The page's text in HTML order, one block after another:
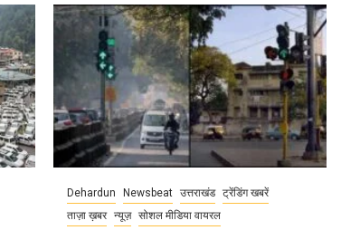
Dehardun Newsbeat उत्तराखंड
ट्रेंडिंग खबरें
ताज़ा ख़बर
न्यूज़ सोशल मीडिया वायरल